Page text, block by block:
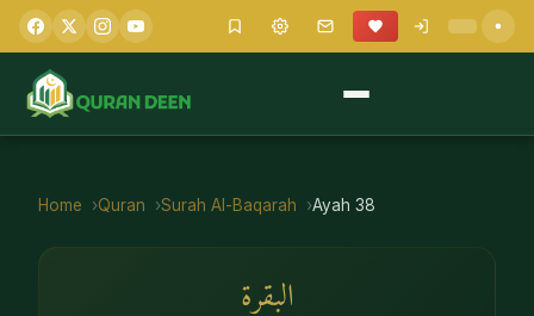
Home Quran Surah Al-Baqarah Ayah 38
البقرة